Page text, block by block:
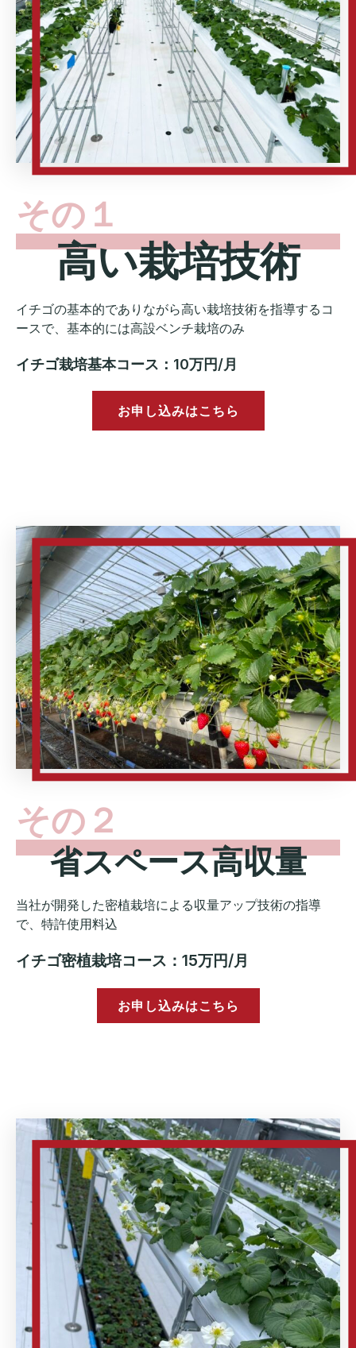
その１
高い栽培技術
イチゴの基本的でありながら高い栽培技術を指導するコ
ースで、基本的には高設ベンチ栽培のみ
イチゴ栽培基本コース：10万円/月
お申し込みはこちら
その２
省スペース高収量
当社が開発した密植栽培による収量アップ技術の指導
で、特許使用料込
イチゴ密植栽培コース：15万円/月
お申し込みはこちら